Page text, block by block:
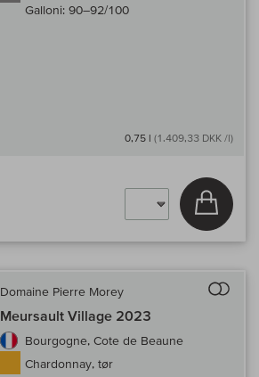
Galloni: 90–92/100
0,75 l (1.409,33 DKK /l)
Læg i
Domaine Pierre Morey
Meursault Village 2023
Bourgogne, Cote de Beaune
Chardonnay, tør